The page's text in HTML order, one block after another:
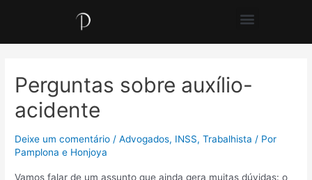
Perguntas sobre auxílio-
acidente
Deixe um comentário /Advogados, INSS,Trabalhista / Por
Pamplona e Honjoya
Vamos falar de um assunto que ainda gera muitas dúvidas: o